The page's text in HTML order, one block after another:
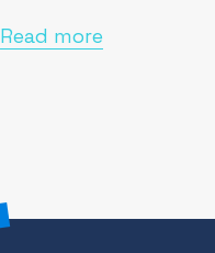
Read more